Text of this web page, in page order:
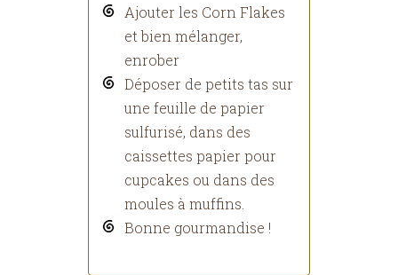
Ajouter les Corn Flakes
et bien mélanger,
enrober
Déposer de petits tas sur
une feuille de papier
sulfurisé, dans des
caissettes papier pour
cupcakes ou dans des
moules à muffins.
Bonne gourmandise !